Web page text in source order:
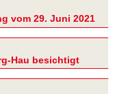
vom 29. Juni 2021
Hau besichtigt